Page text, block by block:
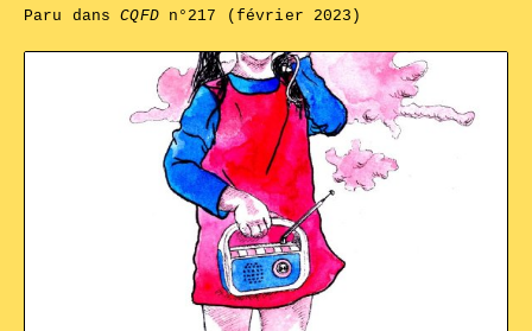
Paru dansCQFDn°217 (février 2023)